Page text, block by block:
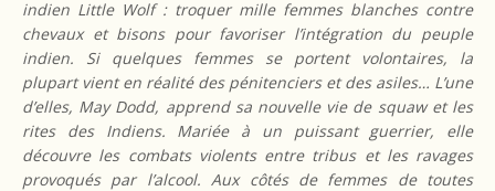
indien Little Wolf : troquer mille femmes blanches contre
chevaux et bisons pour favoriser l’intégration du peuple
indien. Si quelques femmes se portent volontaires, la
plupart vient en réalité des pénitenciers et des asiles… L’une
d’elles, May Dodd, apprend sa nouvelle vie de squaw et les
rites des Indiens. Mariée à un puissant guerrier, elle
découvre les combats violents entre tribus et les ravages
provoqués par l’alcool. Aux côtés de femmes de toutes